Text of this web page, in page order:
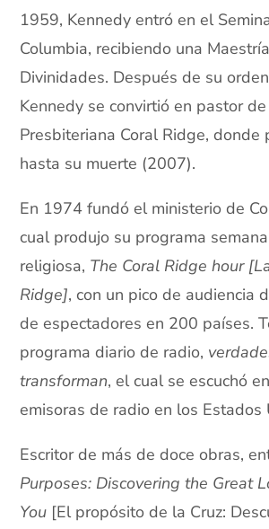
1959, Kennedy entró en el
Columbia, recibiendo una
Divinidades. Después de su
Kennedy se convirtió en pastor
Presbiteriana Coral Ridge, donde
hasta su muerte (2007).
En 1974 fundó el ministerio de
cual produjo su programa
religiosa, The Coral Ridge hour
Ridge], con un pico de audiencia
de espectadores en 200 países.
programa diario de radio,
transforman, el cual se escuchó
emisoras de radio en los Estados
Escritor de más de doce obras,
Purposes: Discovering the Great
You [El propósito de la Cruz: